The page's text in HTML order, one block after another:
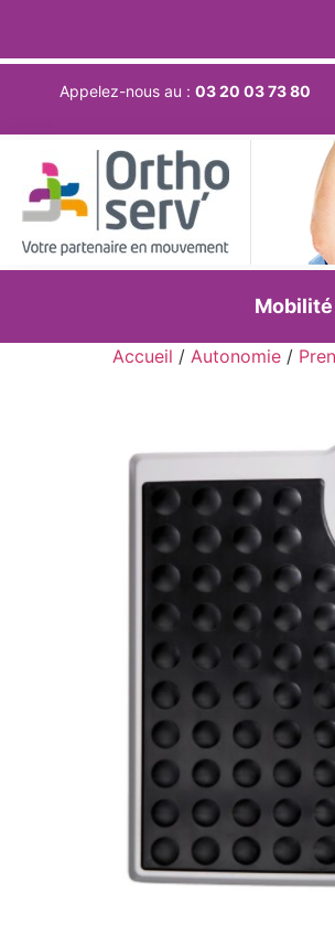
Appelez-nous au : 03 20 03 73 80
Mobilité
Accueil / Autonomie /